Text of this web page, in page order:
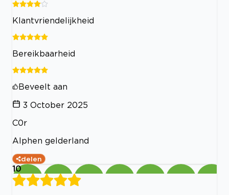
Klantvriendelijkheid
Bereikbaarheid
Beveelt aan
3 October 2025
C0r
Alphen gelderland
delen
10